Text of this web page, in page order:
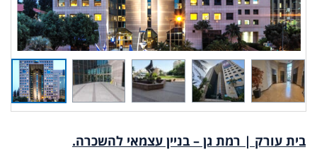
בית עורק | רמת גן – בניין עצמאי להשכרה.